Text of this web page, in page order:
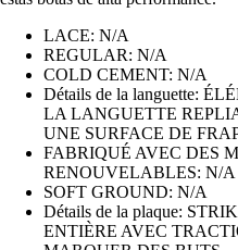
LACE: N/A
REGULAR: N/A
COLD CEMENT: N/A
Détails de la languette:
LA LANGUETTE
UNE SURFACE DE
FABRIQUÉ AVEC DES
RENOUVELABLES: N/A
SOFT GROUND: N/A
Détails de la plaque:
ENTIÈRE AVEC